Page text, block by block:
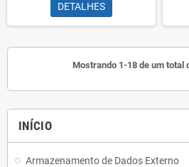
INÍCIO
Armazenamento de Dados Externo
DETALHES
Mostrando 1-18 de um total